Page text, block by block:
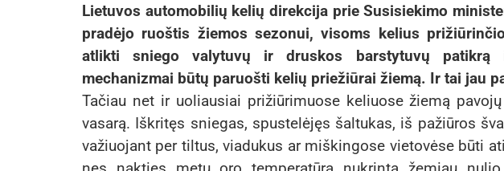
Lietuvos automobilių kelių direkcija prie Susisiekimo
pradėjo ruoštis žiemos sezonui, visoms kelius
atlikti sniego valytuvų ir druskos barstytuvų patikrą
mechanizmai būtų paruošti kelių priežiūrai žiemą. Ir tai jau
Tačiau net ir uoliausiai prižiūrimuose keliuose žiemą
vasarą. Iškritęs sniegas, spustelėjęs šaltukas, iš pažiūros
važiuojant per tiltus, viadukus ar miškingose vietovėse būti